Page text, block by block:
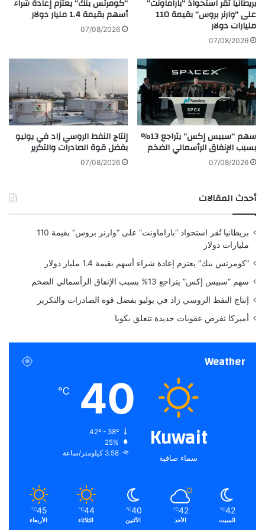
A post shared by Universal Jets LTD (@universaljets.ltd)
ة
إ
ل
ا
ل
ك
و
ي
ت
"
ي
خ
ا
ل
م
ن
ط
ق
ة
بريطانيا تُقر استحواذ “باراماونت”
على “وارنر بروس” بقيمة 110
مليارات دولار
07/08/2026
“كومرتس بنك” يعتزم إعادة شراء
أسهم بقيمة 1.4 مليار دولار
07/08/2026
سهم “سبيس إكس” يتراجع 13%
بسبب الإنفاق الرأسمالي الضخم
07/08/2026
إنتاج النفط الروسي زاد في يوليو
بفضل قوة الصادرات والتكرير
07/08/2026
أحدث المقالات
بريطانيا تُقر استحواذ “باراماونت” على “وارنر بروس” بقيمة 110
مليارات دولار
“كومرتس بنك” يعتزم إعادة شراء أسهم بقيمة 1.4 مليار دولار
سهم “سبيس إكس” يتراجع 13% بسبب الإنفاق الرأسمالي الضخم
إنتاج النفط الروسي زاد في يوليو بفضل قوة الصادرات والتكرير
أميركا تفرض عقوبات جديدة تتعلق بكوبا
Weather
Kuwait
سماء صافية
40
℃
25%
3.58 كيلومتر/ساعة
42
℃
السبت
42
℃
الأحد
40
℃
الأثنين
44
℃
الثلاثاء
45
℃
الأربعاء